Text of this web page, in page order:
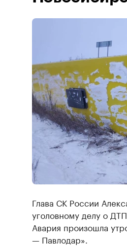
Глава СК России
уголовному делу о
Авария произошла
— Павлодар».